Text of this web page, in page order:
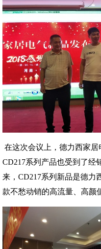
在这次会议上，德力西家
CD217系列产品也受到了经
来，CD217系列新品是德力
款不愁动销的高流量、高颜